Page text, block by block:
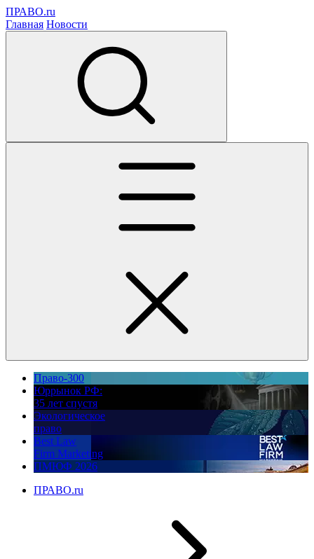
ПРАВО.ru
Главная Новости
Право-300
Юррынок РФ:
35 лет спустя
Экологическое
право
Best Law
Firm Marketing
ПМЮФ 2026
ПРАВО.ru